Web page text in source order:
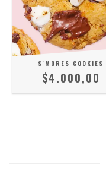
S'MORES COOKIES
$4.000,00